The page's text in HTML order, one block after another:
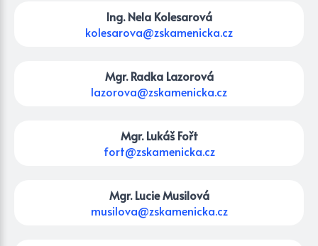
Ing. Nela Kolesarová
kolesarova@zskamenicka.cz
Mgr. Radka Lazorová
lazorova@zskamenicka.cz
Mgr. Lukáš Fořt
fort@zskamenicka.cz
Mgr. Lucie Musilová
musilova@zskamenicka.cz